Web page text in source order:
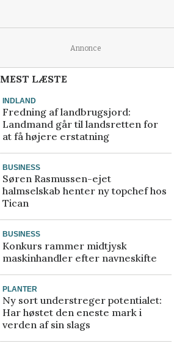
Annonce
MEST LÆSTE
INDLAND
Fredning af landbrugsjord:
Landmand går til landsretten for
at få højere erstatning
BUSINESS
Søren Rasmussen-ejet
halmselskab henter ny topchef hos
Tican
BUSINESS
Konkurs rammer midtjysk
maskinhandler efter navneskifte
PLANTER
Ny sort understreger potentialet:
Har høstet den eneste mark i
verden af sin slags